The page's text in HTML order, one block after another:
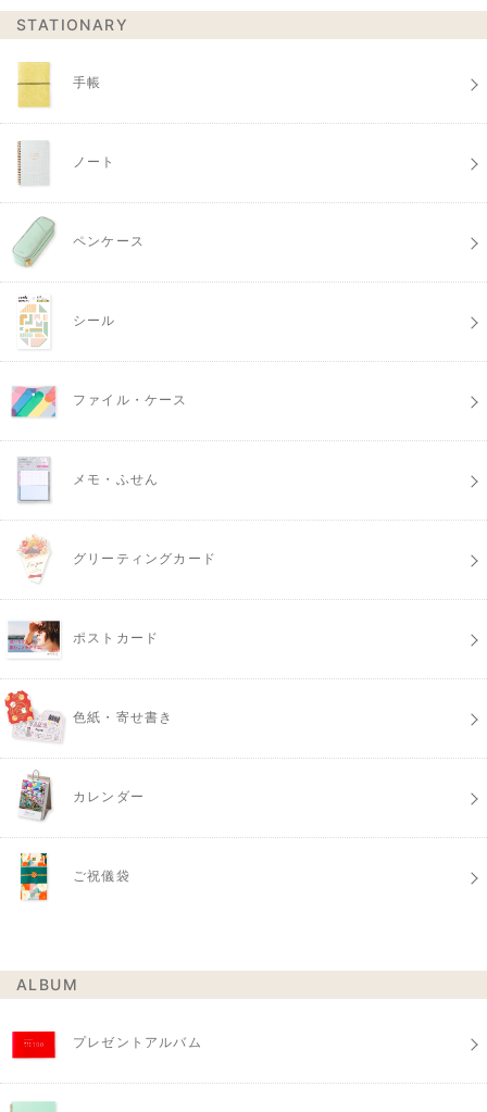
STATIONARY
手帳
ノート
ペンケース
シール
ファイル・ケース
メモ・ふせん
グリーティングカード
ポストカード
色紙・寄せ書き
カレンダー
ご祝儀袋
ALBUM
プレゼントアルバム